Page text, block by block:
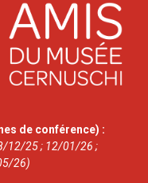
de conférence) :
12/25 ; 12/01/26 ;
26)